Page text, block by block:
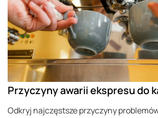
Przyczyny awarii ekspresu do
Odkryj najczęstsze przyczyny